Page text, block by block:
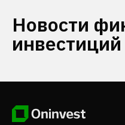
Новости
инвестиций